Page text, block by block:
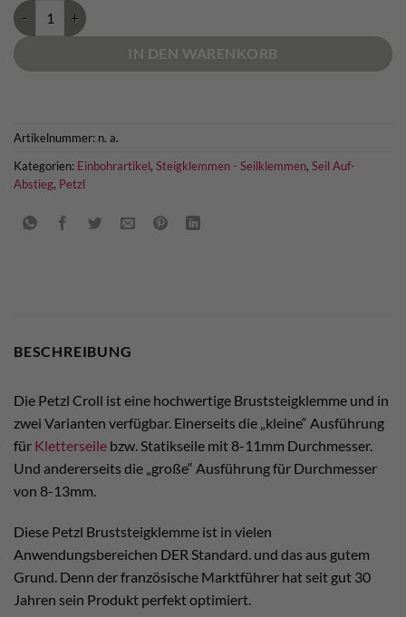
Petzl Croll Bruststeigklemme Menge
IN DEN WARENKORB
Artikelnummer: n. a.
Kategorien: Einbohrartikel, Steigklemmen - Seilklemmen, Seil Auf-
Abstieg, Petzl
BESCHREIBUNG
Die Petzl Croll ist eine hochwertige Bruststeigklemme und in
zwei Varianten verfügbar. Einerseits die „kleine“ Ausführung
für Kletterseile bzw. Statikseile mit 8-11mm Durchmesser.
Und andererseits die „große“ Ausführung für Durchmesser
von 8-13mm.
Diese Petzl Bruststeigklemme ist in vielen
Anwendungsbereichen DER Standard. und das aus gutem
Grund. Denn der französische Marktführer hat seit gut 30
Jahren sein Produkt perfekt optimiert.